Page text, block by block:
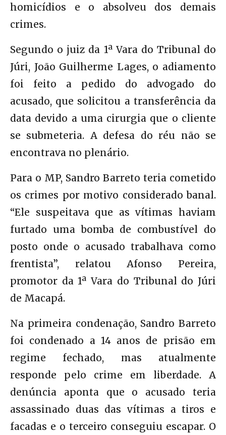
homicídios e o absolveu dos demais
crimes.
Segundo o juiz da 1ª Vara do Tribunal do
Júri, João Guilherme Lages, o adiamento
foi feito a pedido do advogado do
acusado, que solicitou a transferência da
data devido a uma cirurgia que o cliente
se submeteria. A defesa do réu não se
encontrava no plenário.
Para o MP, Sandro Barreto teria cometido
os crimes por motivo considerado banal.
“Ele suspeitava que as vítimas haviam
furtado uma bomba de combustível do
posto onde o acusado trabalhava como
frentista”, relatou Afonso Pereira,
promotor da 1ª Vara do Tribunal do Júri
de Macapá.
Na primeira condenação, Sandro Barreto
foi condenado a 14 anos de prisão em
regime fechado, mas atualmente
responde pelo crime em liberdade. A
denúncia aponta que o acusado teria
assassinado duas das vítimas a tiros e
facadas e o terceiro conseguiu escapar. O